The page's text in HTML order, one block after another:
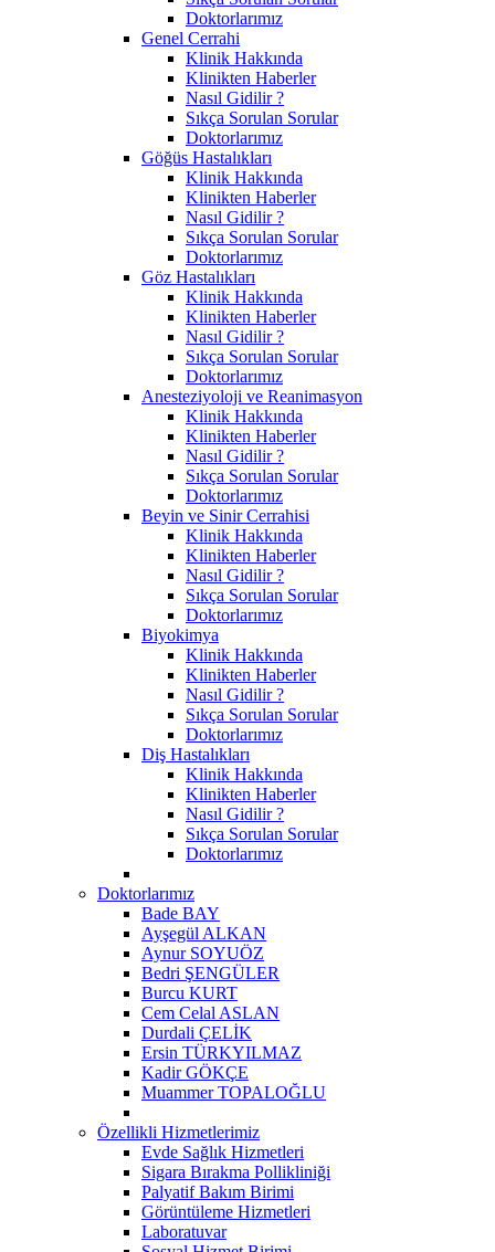
Doktorlarımız
Genel Cerrahi
Klinik Hakkında
Klinikten Haberler
Nasıl Gidilir ?
Sıkça Sorulan Sorular
Doktorlarımız
Göğüs Hastalıkları
Klinik Hakkında
Klinikten Haberler
Nasıl Gidilir ?
Sıkça Sorulan Sorular
Doktorlarımız
Göz Hastalıkları
Klinik Hakkında
Klinikten Haberler
Nasıl Gidilir ?
Sıkça Sorulan Sorular
Doktorlarımız
Anesteziyoloji ve Reanimasyon
Klinik Hakkında
Klinikten Haberler
Nasıl Gidilir ?
Sıkça Sorulan Sorular
Doktorlarımız
Beyin ve Sinir Cerrahisi
Klinik Hakkında
Klinikten Haberler
Nasıl Gidilir ?
Sıkça Sorulan Sorular
Doktorlarımız
Biyokimya
Klinik Hakkında
Klinikten Haberler
Nasıl Gidilir ?
Sıkça Sorulan Sorular
Doktorlarımız
Diş Hastalıkları
Klinik Hakkında
Klinikten Haberler
Nasıl Gidilir ?
Sıkça Sorulan Sorular
Doktorlarımız
Doktorlarımız
Bade BAY
Ayşegül ALKAN
Aynur SOYUÖZ
Bedri ŞENGÜLER
Burcu KURT
Cem Celal ASLAN
Durdali ÇELİK
Ersin TÜRKYILMAZ
Kadir GÖKÇE
Muammer TOPALOĞLU
Özellikli Hizmetlerimiz
Evde Sağlık Hizmetleri
Sigara Bırakma Pollikliniği
Palyatif Bakım Birimi
Görüntüleme Hizmetleri
Laboratuvar